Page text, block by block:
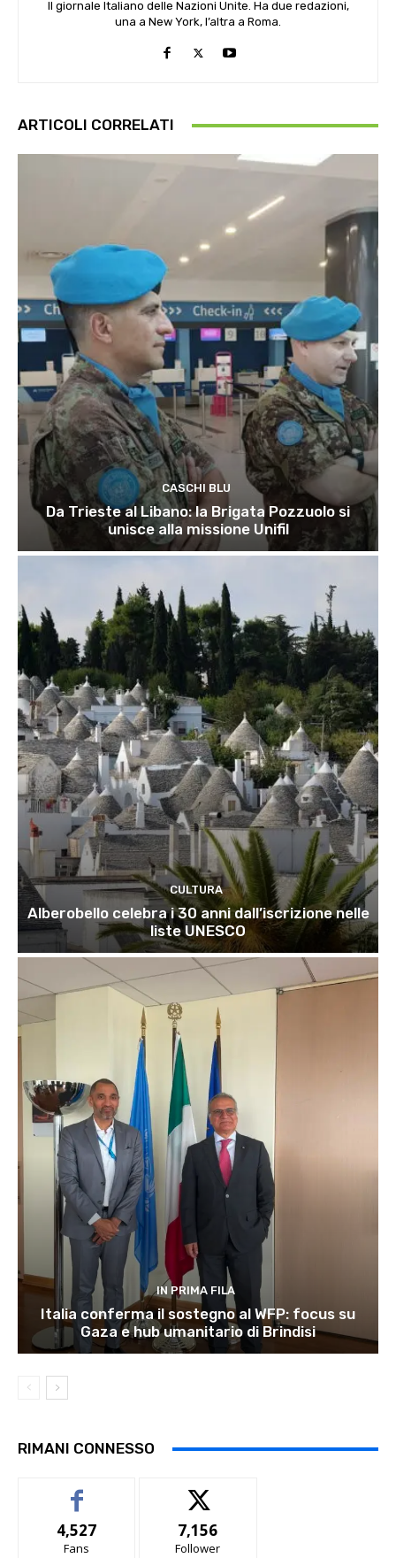
Il giornale Italiano delle Nazioni Unite. Ha due redazioni,
una a New York, l’altra a Roma.
ARTICOLI CORRELATI
CASCHI BLU
Da Trieste al Libano: la Brigata Pozzuolo si
unisce alla missione Unifil
CULTURA
Alberobello celebra i 30 anni dall’iscrizione nelle
liste UNESCO
IN PRIMA FILA
Italia conferma il sostegno al WFP: focus su
Gaza e hub umanitario di Brindisi
RIMANI CONNESSO
4,527
Fans
7,156
Follower